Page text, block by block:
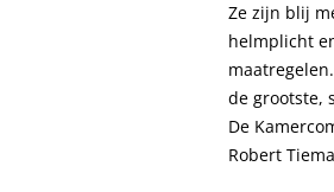
Ze zijn blij
helmplicht
de grootste,
De
Robert